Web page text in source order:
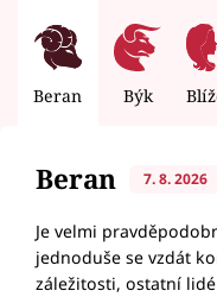
Beran Býk
Beran 7. 8. 2026
Je velmi
jednoduše se vzdát
záležitosti, ostatní